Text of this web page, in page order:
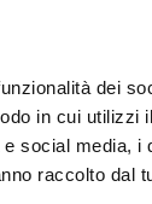
dei
in cui utilizzi
social media, i
raccolto dal